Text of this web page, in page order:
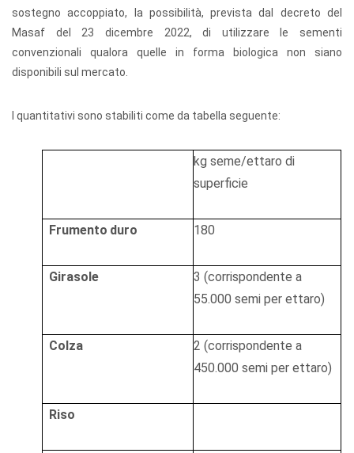
sostegno accoppiato, la possibilità, prevista dal decreto del
Masaf del 23 dicembre 2022, di utilizzare le sementi
convenzionali qualora quelle in forma biologica non siano
disponibili sul mercato.
I quantitativi sono stabiliti come da tabella seguente:
kg seme/ettaro di
superficie
Frumento duro 180
Girasole 3 (corrispondente a
55.000 semi per ettaro)
Colza 2 (corrispondente a
450.000 semi per ettaro)
Riso